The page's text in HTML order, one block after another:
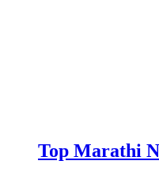
Top Marathi